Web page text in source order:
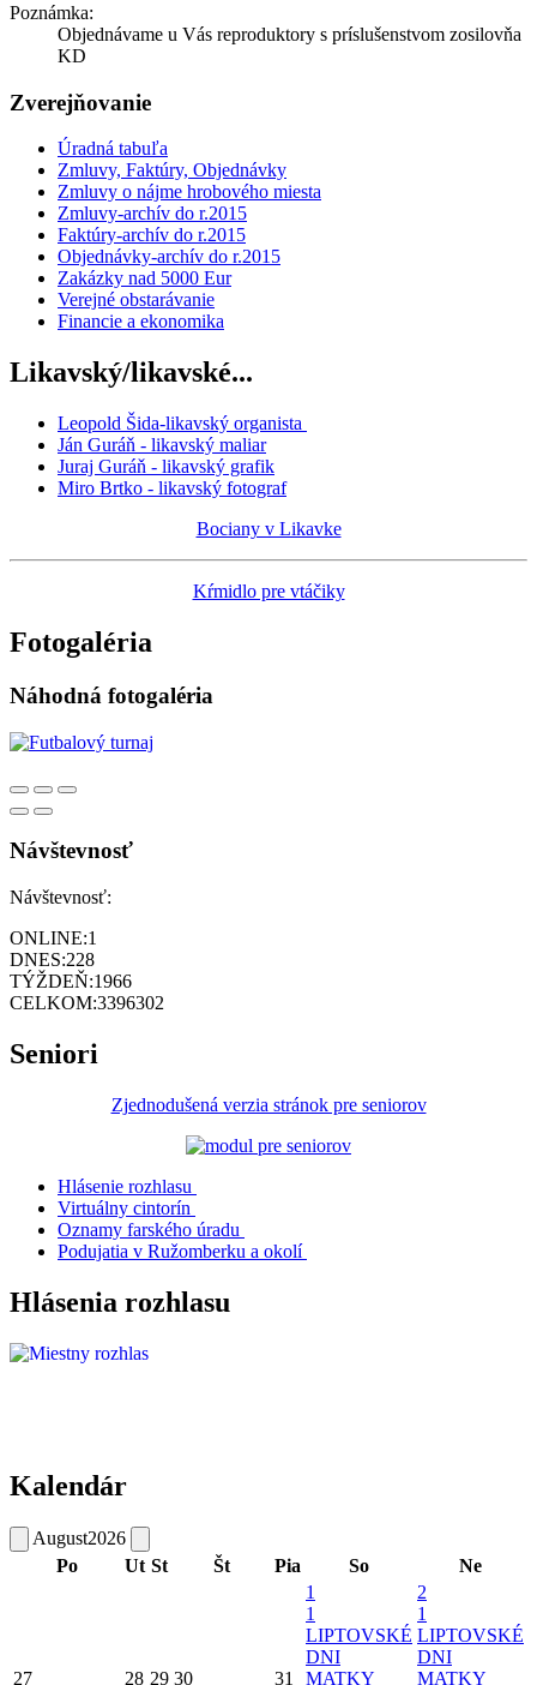
Poznámka:
Objednávame u Vás reproduktory s príslušenstvom zosilovňa
KD
Zverejňovanie
Úradná tabuľa
Zmluvy, Faktúry, Objednávky
Zmluvy o nájme hrobového miesta
Zmluvy-archív do r.2015
Faktúry-archív do r.2015
Objednávky-archív do r.2015
Zakázky nad 5000 Eur
Verejné obstarávanie
Financie a ekonomika
Likavský/likavské...
Leopold Šida-likavský organista
Ján Guráň - likavský maliar
Juraj Guráň - likavský grafik
Miro Brtko - likavský fotograf
Bociany v Likavke
Kŕmidlo pre vtáčiky
Fotogaléria
Náhodná fotogaléria
Návštevnosť
Návštevnosť:
ONLINE:1
DNES:228
TÝŽDEŇ:1966
CELKOM:3396302
Seniori
Zjednodušená verzia stránok pre seniorov
Hlásenie rozhlasu
Virtuálny cintorín
Oznamy farského úradu
Podujatia v Ružomberku a okolí
Hlásenia rozhlasu
Kalendár
August2026
Po
Ut St Št Pia So Ne
27 28 29 30 31
1
1
LIPTOVSKÉ
DNI
MATKY
2
1
LIPTOVSKÉ
DNI
MATKY